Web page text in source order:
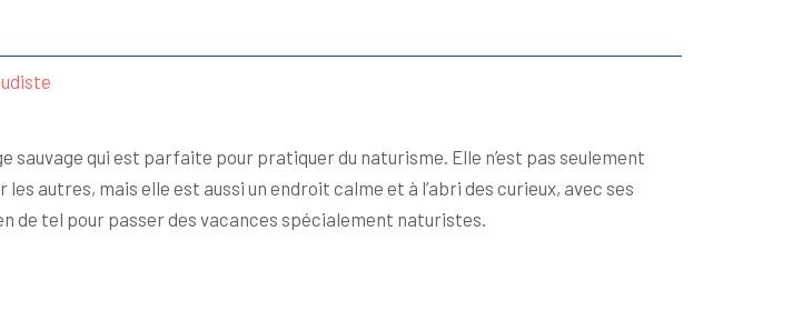
sauvage qui est parfaite pour pratiquer du naturisme. Elle n’est pas seulement
autres, mais elle est aussi un endroit calme et à l’abri des curieux, avec ses
de tel pour passer des vacances spécialement naturistes.